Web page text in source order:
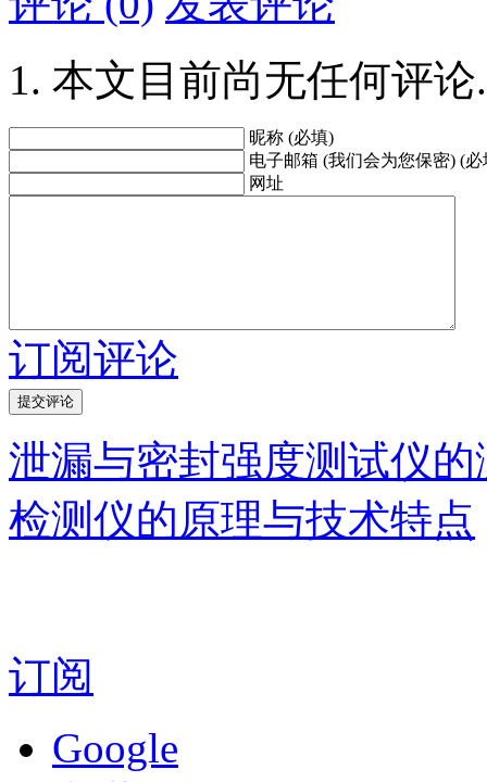
本文目前尚无任何评论.
昵称 (必填)
电子邮箱 (我们会为您保密) (必
网址
订阅评论
泄漏与密封强度测试仪
检测仪的原理与技术特点
订阅
Google